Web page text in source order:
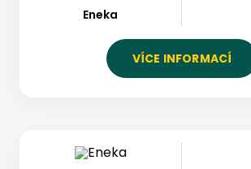
Eneka
VÍCE INFORMACÍ